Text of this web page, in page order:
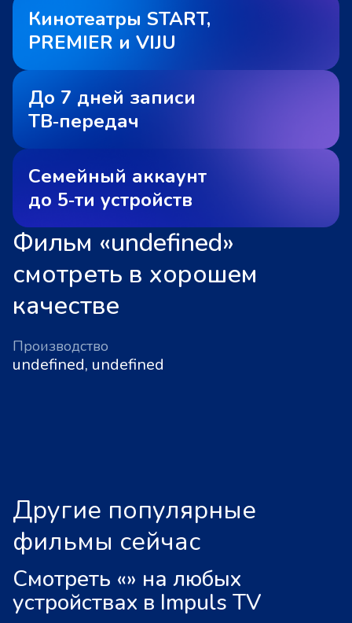
Кинотеатры START,
PREMIER и VIJU
До 7 дней записи
ТВ‑передач
Семейный аккаунт
до 5‑ти устройств
Фильм «undefined»
смотреть в хорошем
качестве
Производство
undefined, undefined
Другие популярные
фильмы сейчас
Смотреть «» на любых
устройствах в Impuls TV